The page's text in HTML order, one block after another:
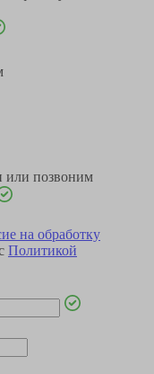
или позвоним
на обработку
Политикой